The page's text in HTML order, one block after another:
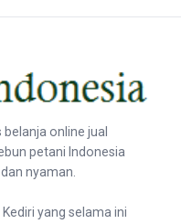
online jual
petani Indonesia
nyaman.
yang selama ini